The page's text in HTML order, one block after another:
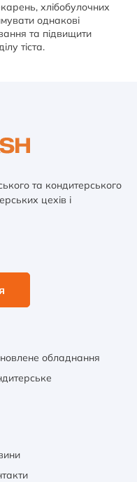
хлібобулочних
однакові
та підвищити
тіста.
та кондитерського
цехів і
обладнання